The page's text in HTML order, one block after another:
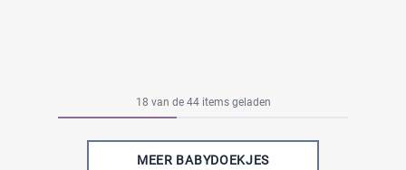
18 van de 44 items geladen
MEER BABYDOEKJES